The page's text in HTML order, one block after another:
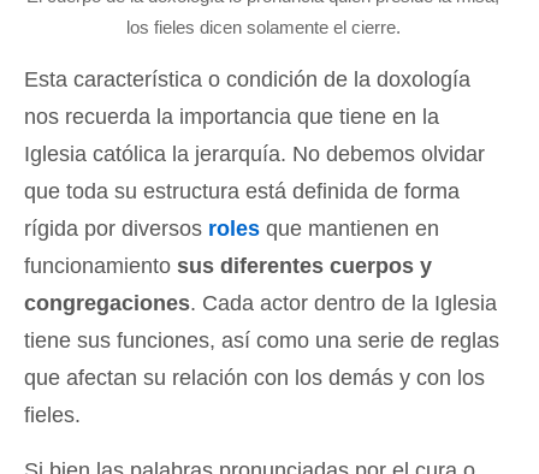
los fieles dicen solamente el cierre.
Esta característica o condición de la doxología
nos recuerda la importancia que tiene en la
Iglesia católica la jerarquía. No debemos olvidar
que toda su estructura está definida de forma
rígida por diversos roles que mantienen en
funcionamiento sus diferentes cuerpos y
congregaciones. Cada actor dentro de la Iglesia
tiene sus funciones, así como una serie de reglas
que afectan su relación con los demás y con los
fieles.